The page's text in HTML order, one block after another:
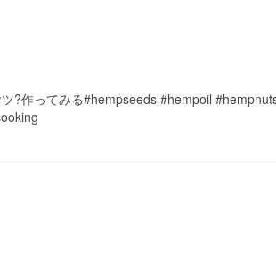
?作ってみる#hempseeds #hempoil